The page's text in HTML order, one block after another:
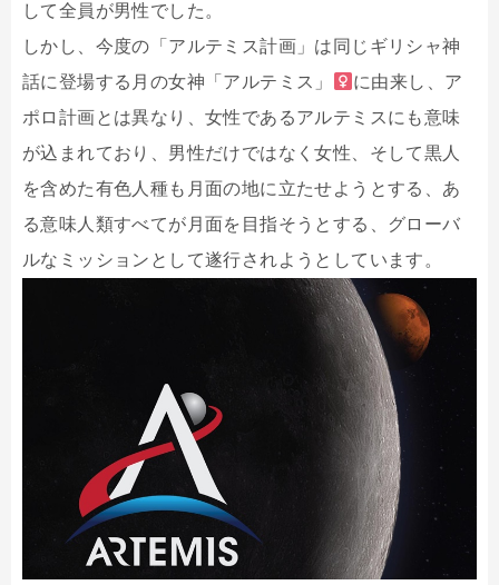
して全員が男性でした。
しかし、今度の「アルテミス計画」は同じギリシャ神
話に登場する月の女神「アルテミス」
に由来し、ア
ポロ計画とは異なり、女性であるアルテミスにも意味
が込まれており、男性だけではなく女性、そして黒人
を含めた有色人種も月面の地に立たせようとする、あ
る意味人類すべてが月面を目指そうとする、グローバ
ルなミッションとして遂行されようとしています。